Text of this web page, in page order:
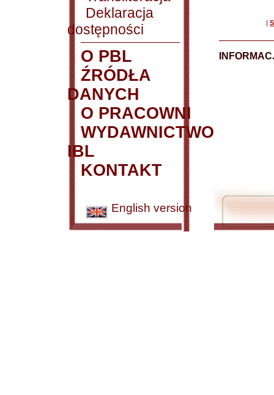
Deklaracja
dostępności
O PBL
ŹRÓDŁA
DANYCH
O PRACOWNI
WYDAWNICTWO
IBL
KONTAKT
English version
|